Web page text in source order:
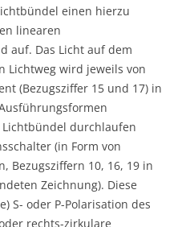
einen hierzu
linearen
auf. Das Licht auf dem
Lichtweg wird jeweils von
(Bezugsziffer 15 und 17) in
durchlaufen
(in Form von
Bezugsziffern 10, 16, 19 in
Zeichnung). Diese
S- oder P-Polarisation des
rechts-zirkulare